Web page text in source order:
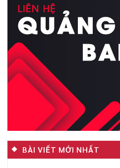
BÀI VIẾT MỚI NHẤT